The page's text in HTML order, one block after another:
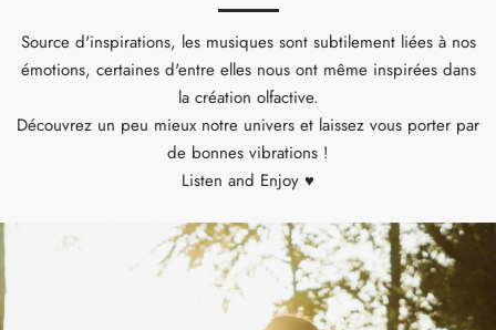
Source d'inspirations, les musiques sont subtilement liées à nos
émotions, certaines d'entre elles nous ont même inspirées dans
la création olfactive.
Découvrez un peu mieux notre univers et laissez vous porter par
de bonnes vibrations !
Listen and Enjoy ♥️